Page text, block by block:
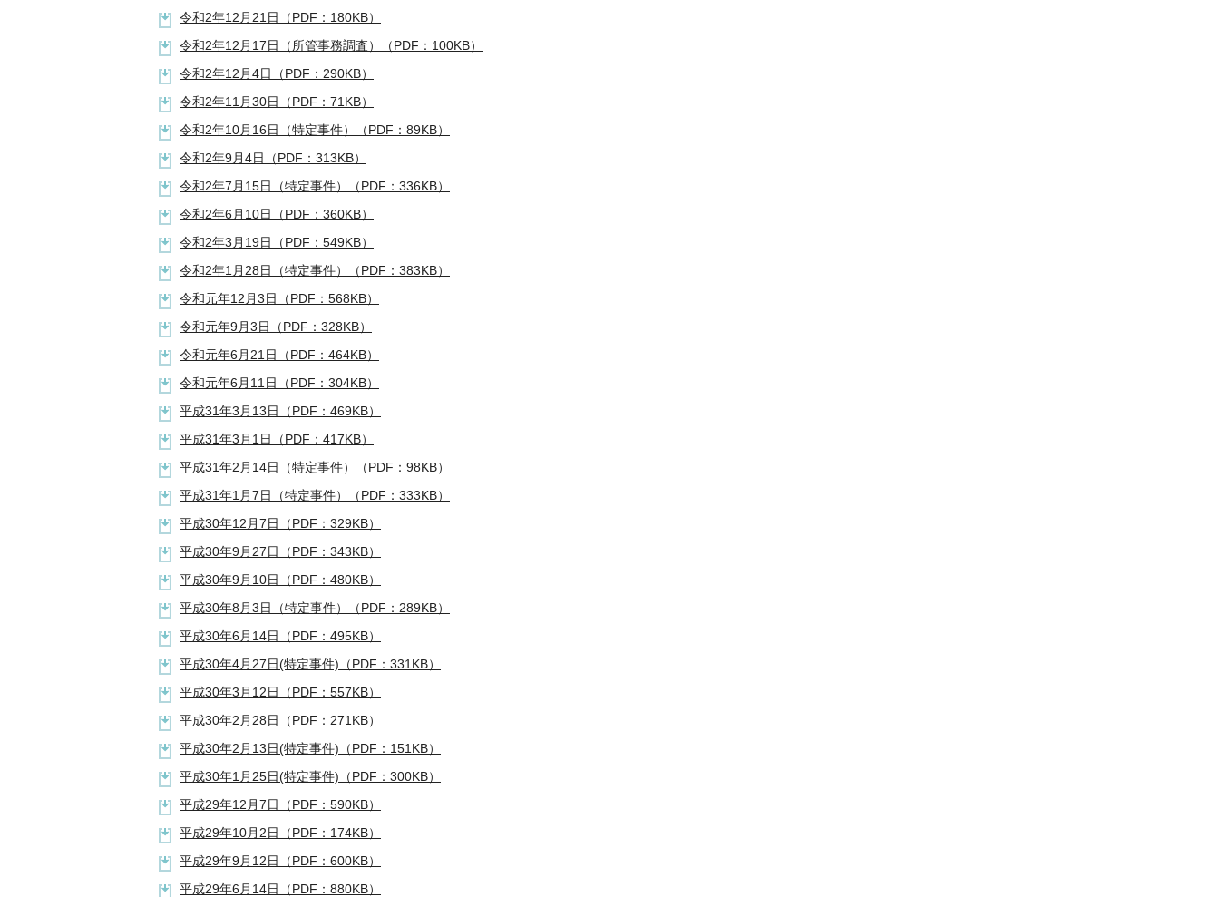
令和2年12月21日（PDF：180KB）
令和2年12月17日（所管事務調査）（PDF：100KB）
令和2年12月4日（PDF：290KB）
令和2年11月30日（PDF：71KB）
令和2年10月16日（特定事件）（PDF：89KB）
令和2年9月4日（PDF：313KB）
令和2年7月15日（特定事件）（PDF：336KB）
令和2年6月10日（PDF：360KB）
令和2年3月19日（PDF：549KB）
令和2年1月28日（特定事件）（PDF：383KB）
令和元年12月3日（PDF：568KB）
令和元年9月3日（PDF：328KB）
令和元年6月21日（PDF：464KB）
令和元年6月11日（PDF：304KB）
平成31年3月13日（PDF：469KB）
平成31年3月1日（PDF：417KB）
平成31年2月14日（特定事件）（PDF：98KB）
平成31年1月7日（特定事件）（PDF：333KB）
平成30年12月7日（PDF：329KB）
平成30年9月27日（PDF：343KB）
平成30年9月10日（PDF：480KB）
平成30年8月3日（特定事件）（PDF：289KB）
平成30年6月14日（PDF：495KB）
平成30年4月27日(特定事件)（PDF：331KB）
平成30年3月12日（PDF：557KB）
平成30年2月28日（PDF：271KB）
平成30年2月13日(特定事件)（PDF：151KB）
平成30年1月25日(特定事件)（PDF：300KB）
平成29年12月7日（PDF：590KB）
平成29年10月2日（PDF：174KB）
平成29年9月12日（PDF：600KB）
平成29年6月14日（PDF：880KB）